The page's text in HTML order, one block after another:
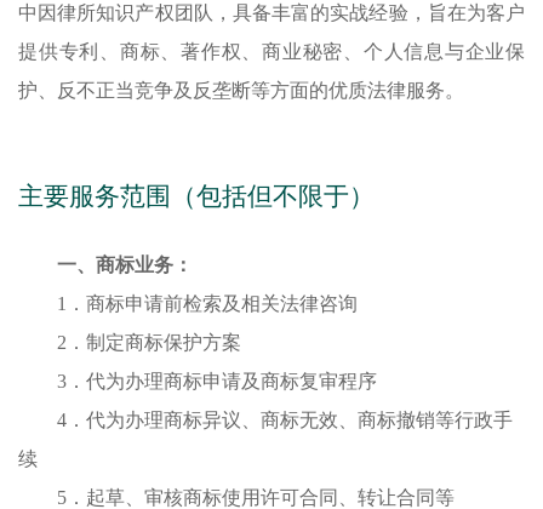
中因律所知识产权团队，具备丰富的实战经验，旨在为客户
提供专利、商标、著作权、商业秘密、个人信息与企业保
护、反不正当竞争及反垄断等方面的优质法律服务。
主要服务范围（包括但不限于）
一、 商标业务 ：
1． 商标申请前检索及相关法律咨询
2． 制定商标保护方案
3． 代为办理商标申请及商标复审程序
4． 代为办理商标异议、商标无效、商标撤销等行政手
续
5． 起草、审核商标使用许可合同、转让合同等